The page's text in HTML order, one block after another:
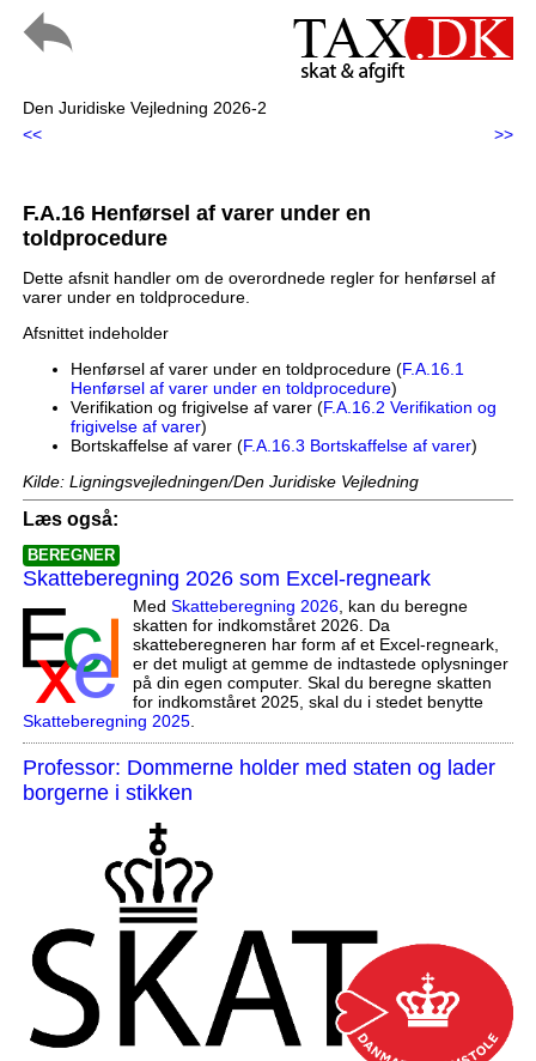
Den Juridiske Vejledning 2026-2
<<
>>
F.A.16 Henførsel af varer under en
toldprocedure
Dette afsnit handler om de overordnede regler for henførsel af
varer under en toldprocedure.
Afsnittet indeholder
Henførsel af varer under en toldprocedure (F.A.16.1
Henførsel af varer under en toldprocedure)
Verifikation og frigivelse af varer (F.A.16.2 Verifikation og
frigivelse af varer)
Bortskaffelse af varer (F.A.16.3 Bortskaffelse af varer)
Kilde: Ligningsvejledningen/Den Juridiske Vejledning
Læs også:
BEREGNER
Skatteberegning 2026 som Excel-regneark
Med Skatteberegning 2026, kan du beregne
skatten for indkomståret 2026. Da
skatteberegneren har form af et Excel-regneark,
er det muligt at gemme de indtastede oplysninger
på din egen computer. Skal du beregne skatten
for indkomståret 2025, skal du i stedet benytte
Skatteberegning 2025.
Professor: Dommerne holder med staten og lader
borgerne i stikken